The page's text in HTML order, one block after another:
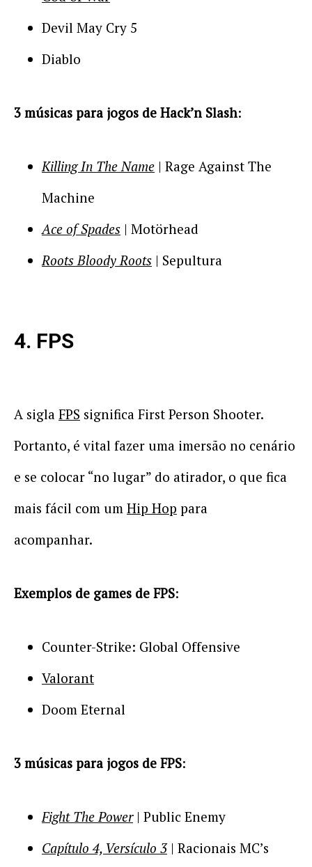
Devil May Cry 5
Diablo
3 músicas para jogos de Hack’n Slash:
Killing In The Name | Rage Against The
Machine
Ace of Spades | Motörhead
Roots Bloody Roots | Sepultura
4. FPS
A sigla FPS significa First Person Shooter.
Portanto, é vital fazer uma imersão no cenário
e se colocar “no lugar” do atirador, o que fica
mais fácil com um Hip Hop para
acompanhar.
Exemplos de games de FPS:
Counter-Strike: Global Offensive
Valorant
Doom Eternal
3 músicas para jogos de FPS:
Fight The Power| Public Enemy
Capítulo 4, Versículo 3| Racionais MC’s